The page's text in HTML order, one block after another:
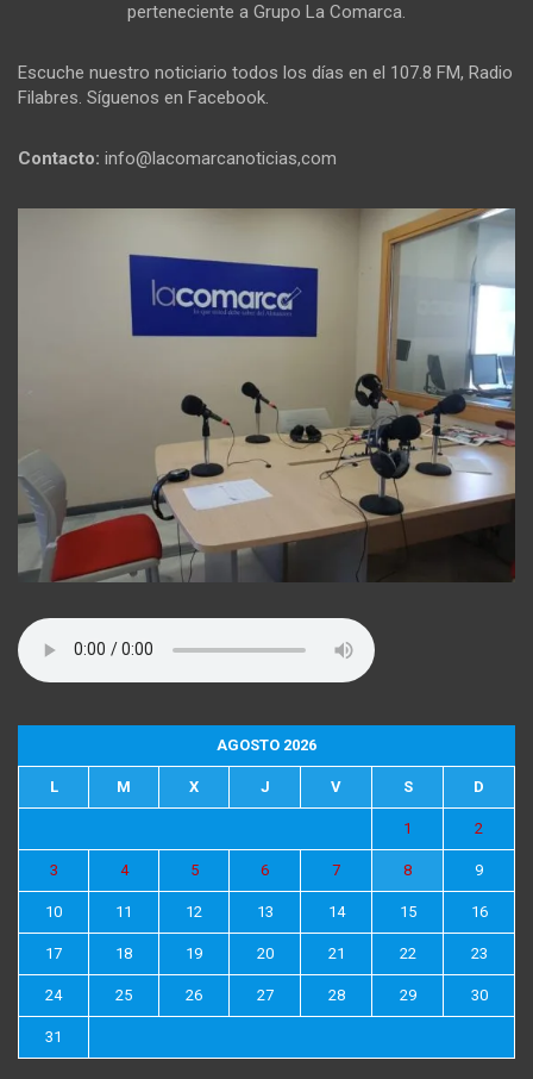
perteneciente a Grupo La Comarca.
Escuche nuestro noticiario todos los días en el 107.8 FM, Radio
Filabres. Síguenos en Facebook.
Contacto: info@lacomarcanoticias,com
AGOSTO 2026
L M X J V S D
1 2
3 4 5 6 7 8 9
10 11 12 13 14 15 16
17 18 19 20 21 22 23
24 25 26 27 28 29 30
31